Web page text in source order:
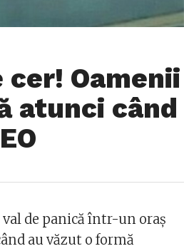
Oamenii
atunci când
val de panică într-un oraș
au văzut o formă